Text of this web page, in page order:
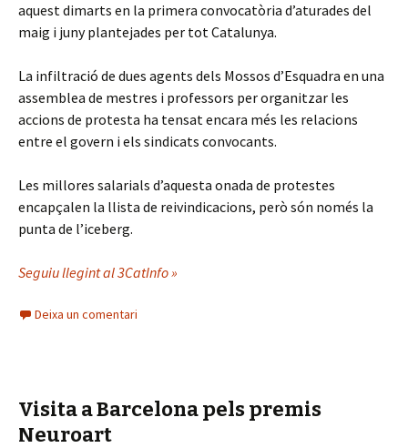
aquest dimarts en la primera convocatòria d’aturades del
maig i juny plantejades per tot Catalunya.
La infiltració de dues agents dels Mossos d’Esquadra en una
assemblea de mestres i professors per organitzar les
accions de protesta ha tensat encara més les relacions
entre el govern i els sindicats convocants.
Les millores salarials d’aquesta onada de protestes
encapçalen la llista de reivindicacions, però són només la
punta de l’iceberg.
Seguiu llegint al 3CatInfo »
Deixa un comentari
Visita a Barcelona pels premis
Neuroart